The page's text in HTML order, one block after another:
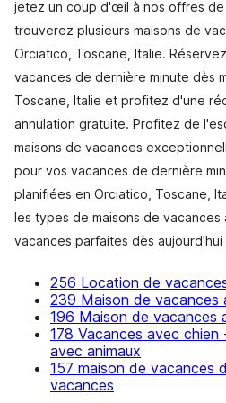
jetez un coup d'œil à nos offres de
trouverez plusieurs maisons de
Orciatico, Toscane, Italie.
vacances de dernière minute dès
Toscane, Italie et profitez d'une
annulation gratuite. Profitez de
maisons de vacances
pour vos vacances de dernière
planifiées en Orciatico, Toscane,
les types de maisons de
vacances parfaites dès aujourd'hui
256 Location de
239 Maison de vacances
196 Maison de vacances
178 Vacances avec
avec animaux
157 maison de vacances
vacances